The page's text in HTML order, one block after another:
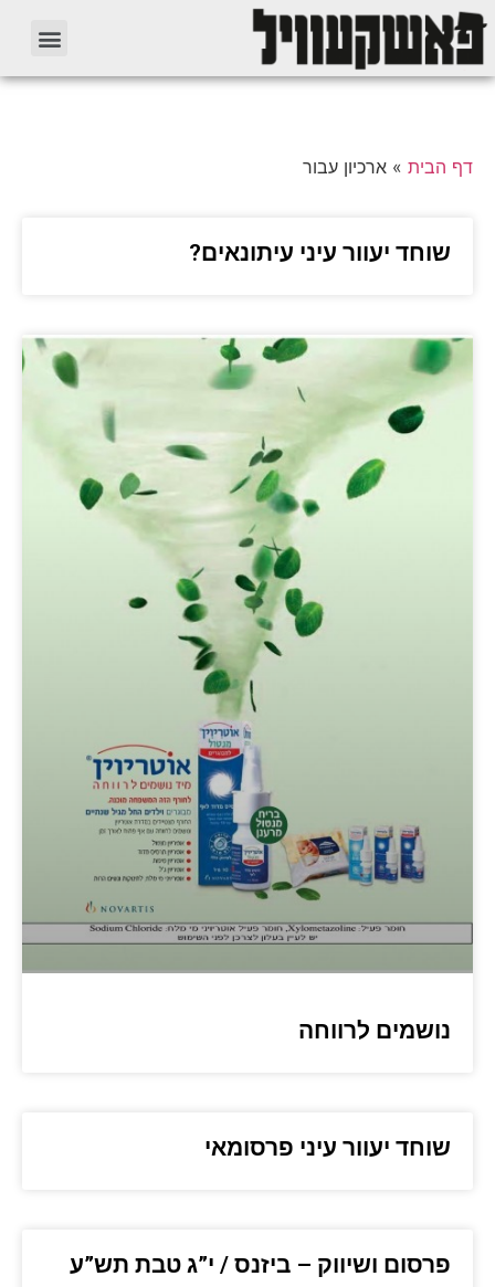
דף הבית » ארכיון עבור
שוחד יעוור עיני עיתונאים?
נושמים לרווחה
שוחד יעוור עיני פרסומאי
פרסום ושיווק – ביזנס / י”ג טבת תש”ע